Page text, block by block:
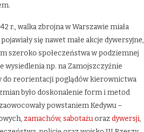
r., walka zbrojna w Warszawie miała
się nawet małe akcje dywersyjne,
szeroko społeczeństwa w podziemnej
np. na Zamojszczyźnie
do reorientacji poglądów kierownictwa
było doskonalenie form i metod
powstaniem Kedywu –
zamachów, sabotażuoraz dywersji,